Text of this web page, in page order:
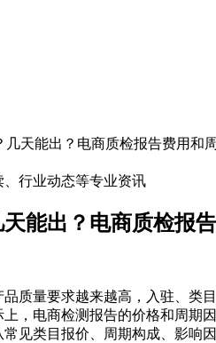
天能出？电商质检报告费用和
行业动态等专业资讯
能出？电商质检报
质量要求越来越高，入驻、
，电商检测报告的价格和周
见类目报价、周期构成、影